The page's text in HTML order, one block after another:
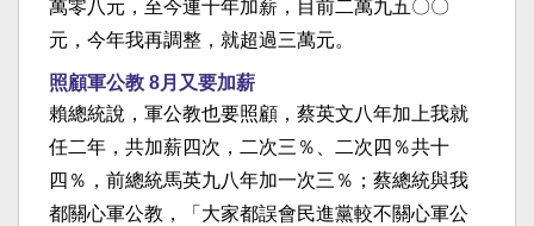
萬零八元，至今連十年加薪，目前二萬九五〇〇
元，今年我再調整，就超過三萬元。
照顧軍公教 8月又要加薪
賴總統說，軍公教也要照顧，蔡英文八年加上我就
任二年，共加薪四次，二次三％、二次四％共十
四％，前總統馬英九八年加一次三％；蔡總統與我
都關心軍公教，「大家都誤會民進黨較不關心軍公